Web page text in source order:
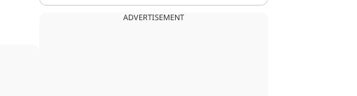
ADVERTISEMENT